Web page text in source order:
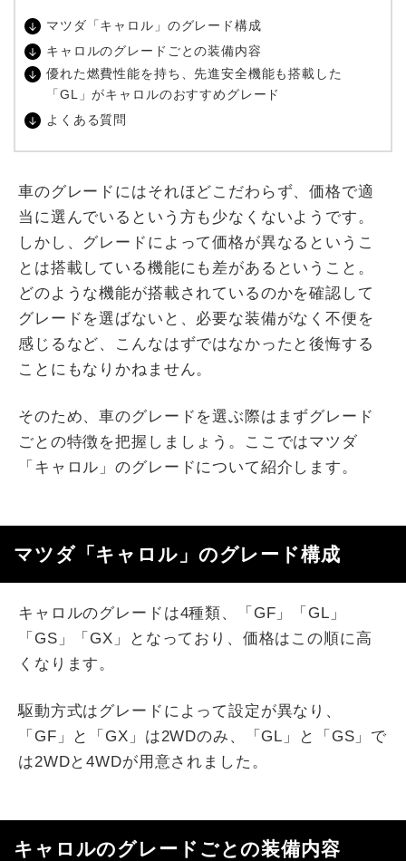
マツダ「キャロル」のグレード構成
キャロルのグレードごとの装備内容
優れた燃費性能を持ち、先進安全機能も搭載した
「GL」がキャロルのおすすめグレード
よくある質問
車のグレードにはそれほどこだわらず、価格で適
当に選んでいるという方も少なくないようです。
しかし、グレードによって価格が異なるというこ
とは搭載している機能にも差があるということ。
どのような機能が搭載されているのかを確認して
グレードを選ばないと、必要な装備がなく不便を
感じるなど、こんなはずではなかったと後悔する
ことにもなりかねません。
そのため、車のグレードを選ぶ際はまずグレード
ごとの特徴を把握しましょう。ここではマツダ
「キャロル」のグレードについて紹介します。
マツダ「キャロル」のグレード構成
キャロルのグレードは4種類、「GF」「GL」
「GS」「GX」となっており、価格はこの順に高
くなります。
駆動方式はグレードによって設定が異なり、
「GF」と「GX」は2WDのみ、「GL」と「GS」で
は2WDと4WDが用意されました。
キャロルのグレードごとの装備内容